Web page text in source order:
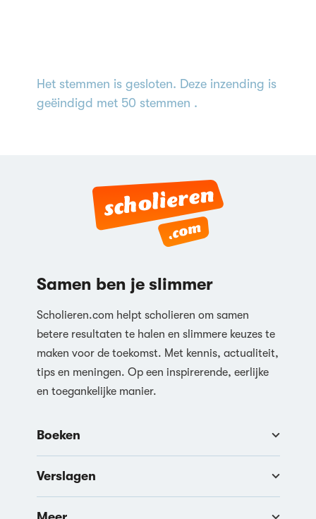
Het stemmen is gesloten. Deze inzending is
geëindigd met 50 stemmen .
Samen ben je slimmer
Scholieren.com helpt scholieren om samen
betere resultaten te halen en slimmere keuzes te
maken voor de toekomst. Met kennis, actualiteit,
tips en meningen. Op een inspirerende, eerlijke
en toegankelijke manier.
Boeken
Verslagen